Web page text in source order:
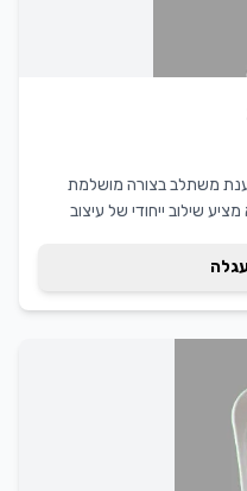
עם משענת משתלב בצורה מושלמת
שילוב ייחודי של עיצוב
אירועים ומסגרות. היכולת של
עבור לקוחות בתחום